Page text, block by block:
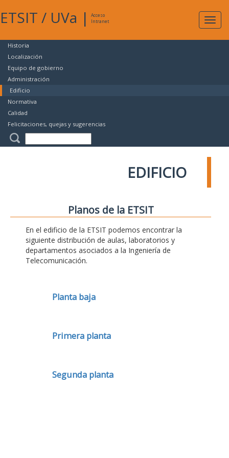
ETSIT / UVa |
Acceso
Intranet
Historia
Localización
Equipo de gobierno
Administración
Edificio
Normativa
Calidad
Felicitaciones, quejas y sugerencias
EDIFICIO
Planos de la ETSIT
En el edificio de la ETSIT podemos encontrar la
siguiente distribución de aulas, laboratorios y
departamentos asociados a la Ingeniería de
Telecomunicación.
Planta baja
Primera planta
Segunda planta